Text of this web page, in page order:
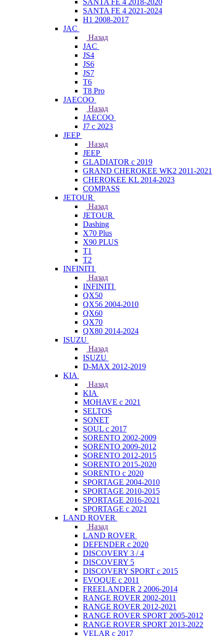
SANTA FE 4 2018-2020
SANTA FE 4 2021-2024
H1 2008-2017
JAC
Назад
JAC
JS4
JS6
JS7
T6
T8 Pro
JAECOO
Назад
JAECOO
J7 с 2023
JEEP
Назад
JEEP
GLADIATOR с 2019
GRAND CHEROKEE WK2 2011-2021
CHEROKEE KL 2014-2023
COMPASS
JETOUR
Назад
JETOUR
Dashing
X70 Plus
X90 PLUS
T1
T2
INFINITI
Назад
INFINITI
QX50
QX56 2004-2010
QX60
QX70
QX80 2014-2024
ISUZU
Назад
ISUZU
D-MAX 2012-2019
KIA
Назад
KIA
MOHAVE с 2021
SELTOS
SONET
SOUL с 2017
SORENTO 2002-2009
SORENTO 2009-2012
SORENTO 2012-2015
SORENTO 2015-2020
SORENTO с 2020
SPORTAGE 2004-2010
SPORTAGE 2010-2015
SPORTAGE 2016-2021
SPORTAGE с 2021
LAND ROVER
Назад
LAND ROVER
DEFENDER с 2020
DISCOVERY 3 / 4
DISCOVERY 5
DISCOVERY SPORT с 2015
EVOQUE с 2011
FREELANDER 2 2006-2014
RANGE ROVER 2002-2011
RANGE ROVER 2012-2021
RANGE ROVER SPORT 2005-2012
RANGE ROVER SPORT 2013-2022
VELAR с 2017